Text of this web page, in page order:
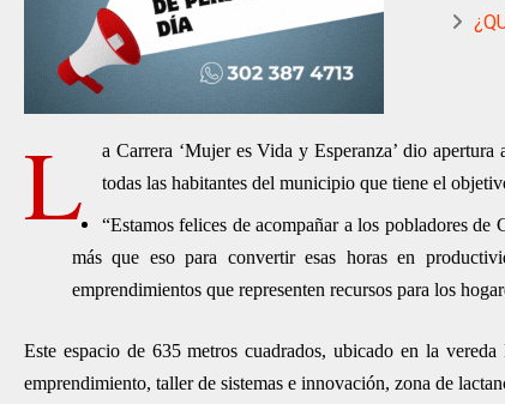
L
a Carrera ‘Mujer es Vida y Esperanza’ dio
todas las habitantes del municipio que tiene el
“Estamos felices de acompañar a los pobladores
más que eso para convertir esas horas en
emprendimientos que representen recursos para los
Este espacio de 635 metros cuadrados, ubicado en la
emprendimiento, taller de sistemas e innovación, zona de